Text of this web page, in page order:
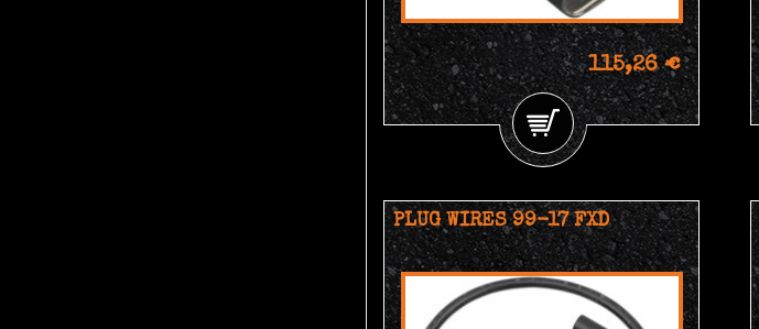
115,26 €
PLUG WIRES 99-17 FXD